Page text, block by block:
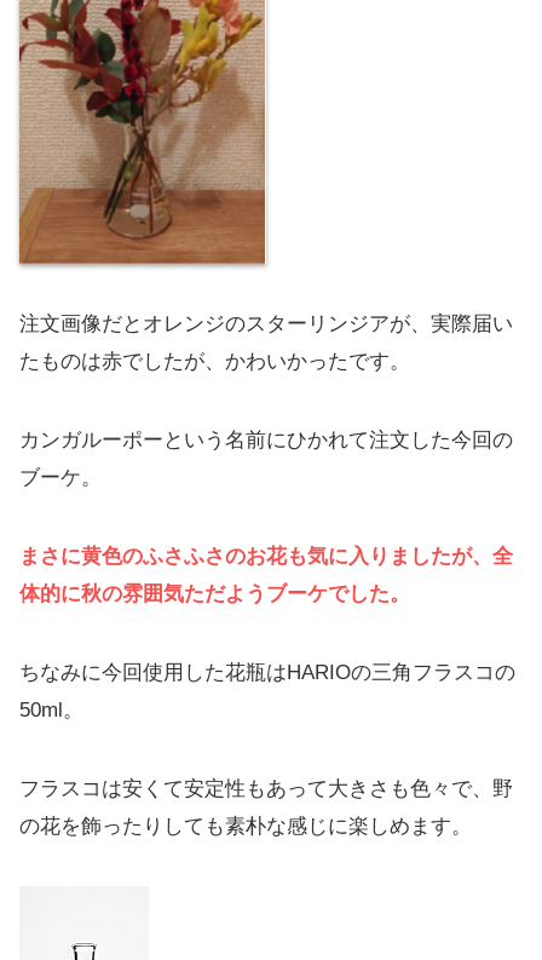
注文画像だとオレンジのスターリンジアが、実際届い
たものは赤でしたが、かわいかったです。
カンガルーポーという名前にひかれて注文した今回の
ブーケ。
まさに黄色のふさふさのお花も気に入りましたが、全
体的に秋の雰囲気ただようブーケでした。
ちなみに今回使用した花瓶はHARIOの三角フラスコの
50ml。
フラスコは安くて安定性もあって大きさも色々で、野
の花を飾ったりしても素朴な感じに楽しめます。